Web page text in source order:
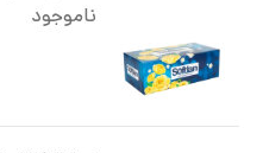
ناموجود